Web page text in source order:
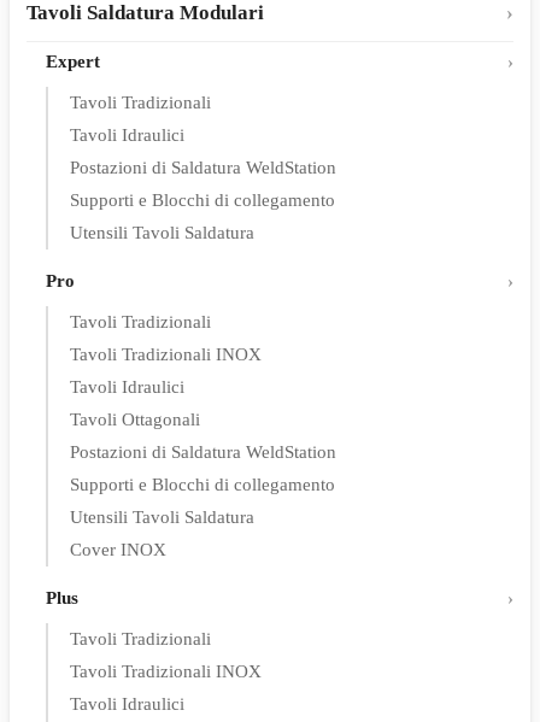
Tavoli Saldatura Modulari
Expert
Tavoli Tradizionali
Tavoli Idraulici
Postazioni di Saldatura WeldStation
Supporti e Blocchi di collegamento
Utensili Tavoli Saldatura
Pro
Tavoli Tradizionali
Tavoli Tradizionali INOX
Tavoli Idraulici
Tavoli Ottagonali
Postazioni di Saldatura WeldStation
Supporti e Blocchi di collegamento
Utensili Tavoli Saldatura
Cover INOX
Plus
Tavoli Tradizionali
Tavoli Tradizionali INOX
Tavoli Idraulici